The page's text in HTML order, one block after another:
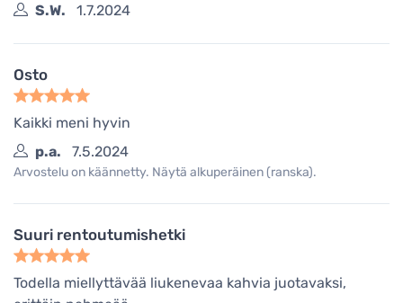
S.W.
1.7.2024
Osto
Kaikki meni hyvin
p.a.
7.5.2024
Arvostelu on käännetty. Näytä alkuperäinen (ranska).
Suuri rentoutumishetki
Todella miellyttävää liukenevaa kahvia juotavaksi,